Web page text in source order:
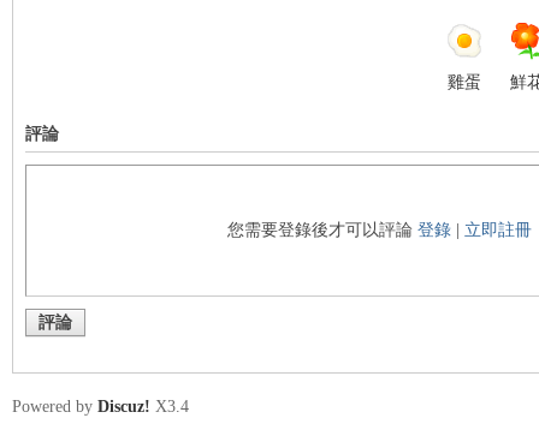
雞蛋 鮮
評論
您需要登錄後才可以評論登錄 立即註冊
評論
Powered by Discuz! X3.4